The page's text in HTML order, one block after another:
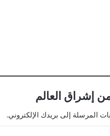
إشراق العالم
المرسلة إلى بريدك الإلكتروني.